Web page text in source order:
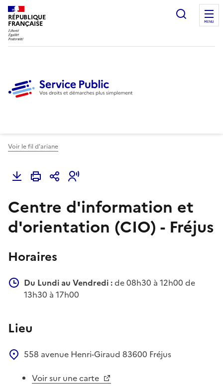
RÉPUBLIQUE
FRANÇAISE
Ouvrir
MENU
Voir le fil d'ariane
Centre d'information et
d'orientation (CIO) - Fréjus
Horaires
Du Lundi au Vendredi :de 08h30 à 12h00 de
13h30 à 17h00
Lieu
558 avenue Henri-Giraud 83600 Fréjus
Voir sur une carte